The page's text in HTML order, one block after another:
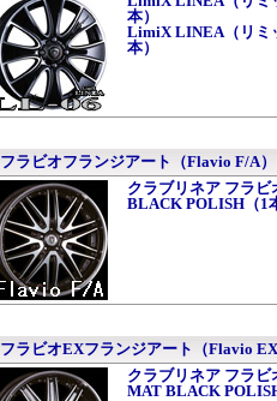
本）
LimiX LINEA（リミ
本）
フラビオフランジアート（Flavio F/A）
クラブリネア フラ
BLACK POLISH（1
フラビオEXフランジアート（Flavio
クラブリネア フラ
MAT BLACK